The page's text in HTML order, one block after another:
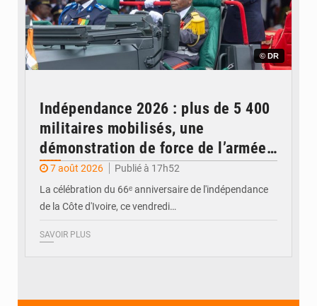
© DR
Indépendance 2026 : plus de 5 400
militaires mobilisés, une
démonstration de force de l’armée
ivoirienne à Yopougon
7 août 2026
Publié à 17h52
La célébration du 66ᵉ anniversaire de l'indépendance
de la Côte d'Ivoire, ce vendredi…
SAVOIR PLUS